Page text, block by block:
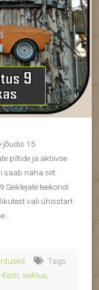
jõudis 15
piltide ja aktiivse
saab näha siit:
teekondi
vali ühisstart
Tags:
seiklus